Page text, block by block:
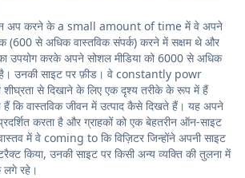
अप करने के a small amount of time में वे अपने
(600 से अधिक वास्तविक संपर्क) करने में सक्षम थे और
करके अपने सोशल मीडिया को 6000 से अधिक
है। उनकी साइट पर फ़ीड। वे constantly powr
शीघ्रता से दिखाने के लिए एक दृश्य तरीके के रूप में हैं
कि वास्तविक जीवन में उत्पाद कैसे दिखते हैं। यह अपने
करता है और ग्राहकों को एक बेहतरीन ऑन-साइट
में वे coming to कि विज़िटर जिन्होंने अपनी साइट
किया, उनकी साइट पर किसी अन्य व्यक्ति की तुलना में
रहे।